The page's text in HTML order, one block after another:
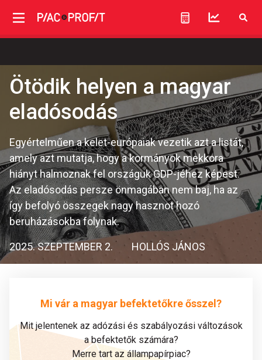
Ötödik helyen a magyar
eladósodás
Egyértelműen a kelet-európaiak vezetik azt a listát,
amely azt mutatja, hogy a kormányok mekkora
hiányt halmoznak fel országuk GDP-jéhez képest.
Az eladósodás persze önmagában nem baj, ha az
így befolyó összegek nagy hasznot hozó
beruházásokba folynak.
2025. SZEPTEMBER 2. HOLLÓS JÁNOS
Mi vár a magyar befektetőkre ősszel?
Mit jelentenek az adózási és szabályozási változások
a befektetők számára?
Merre tart az állampapírpiac?